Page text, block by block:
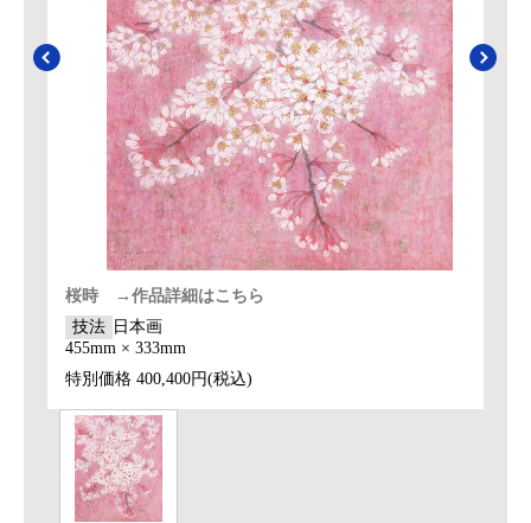
桜時 →作品詳細はこちら
技法 日本画
455mm × 333mm
特別価格 400,400円(税込)